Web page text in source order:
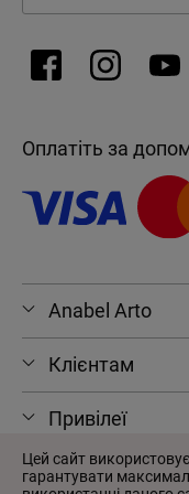
Оплатіть за
Anabel Arto
Клієнтам
Привілеї
Цей сайт
гарантувати